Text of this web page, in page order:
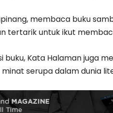
membaca buku
tertarik untuk ikut
buku, Kata Halaman juga
serupa dalam dunia